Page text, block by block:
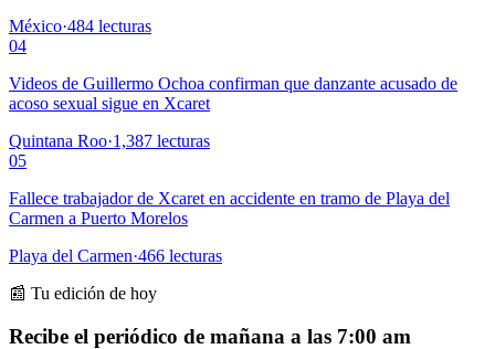
México·484 lecturas
04
Videos de Guillermo Ochoa confirman que danzante acusado de
acoso sexual sigue en Xcaret
Quintana Roo·1,387 lecturas
05
Fallece trabajador de Xcaret en accidente en tramo de Playa del
Carmen a Puerto Morelos
Playa del Carmen·466 lecturas
📰 Tu edición de hoy
Recibe el periódico de mañana a las 7:00 am